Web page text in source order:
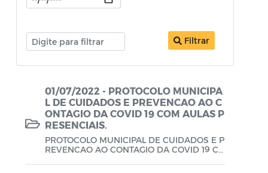
Legislação ISS
Legislação Tributária - IPTU
Lei Aldir Blanc
Lei Aldir Blanc - PNAB 2
Lei Aldir Blanc - PNAB 2025
Lei Aldir Blanc - EDITAL EMERGENCIAL
Filtrar
01/07/2022 - PROTOCOLO MUNICIPA
L DE CUIDADOS E PREVENCAO AO C
ONTAGIO DA COVID 19 COM AULAS P
RESENCIAIS.
PROTOCOLO MUNICIPAL DE CUIDADOS E P
REVENCAO AO CONTAGIO DA COVID 19 CO